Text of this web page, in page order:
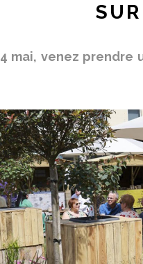
mai, venez